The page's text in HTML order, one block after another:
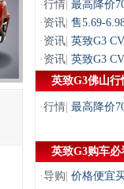
·行情 最高降价
· 资讯 售5.69-
· 资讯 英致G3
· 资讯 英致G3
英致G3佛山行
·行情 最高降价
英致G3购车必
·导购 价格便宜